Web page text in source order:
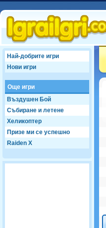
Най-добрите игри
Нови игри
Още игри
Въздушен Бой
Събиране и летене
Хеликоптер
Призе ми се успешно
Raiden X